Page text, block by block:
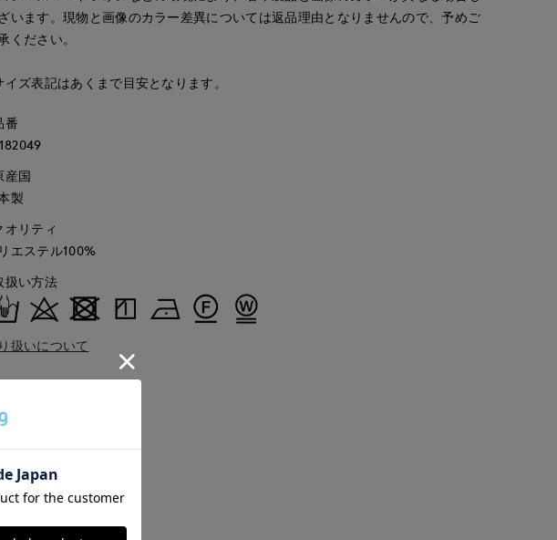
丹I.T.'S.internationalたまプラーザ東急I.T.'S.international
Mayu
福山天満屋店INED/7-IDconcept./Maglie
います。現物と画像のカラー差異については返品理由となりませんので、予めご
ください。
イズ表記はあくまで目安となります。
番
産国
製
オリティ
エステル100%
扱い方法
扱いについて